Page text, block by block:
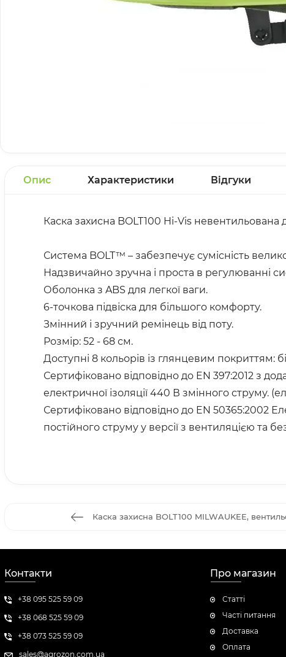
Опис Характеристики Відгуки
Каска захисна BOLT100 Hi-Vis
Система BOLT™ – забезпечує сумісність
Надзвичайно зручна і проста в регулюванні
Оболонка з ABS для легкої ваги.
6-точкова підвіска для більшого комфорту.
Змінний і зручний ремінець від поту.
Розмір: 52 - 68 см.
Доступні 8 кольорів із глянцевим
Сертифіковано відповідно до EN 397:2012 з
електричної ізоляції 440 В змінного струму.
Сертифіковано відповідно до EN 50365:2002
постійного струму у версії з вентиляцією та
Каска захисна BOLT100 MILWAUKEE,
Контакти
+38 095 525 59 09
+38 068 525 59 09
+38 073 525 59 09
sales@agrozon.com.ua
Про магазин
Статті
Часті питання
Доставка
Оплата